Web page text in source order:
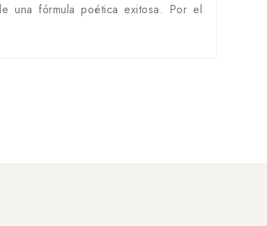
una fórmula poética exitosa. Por el